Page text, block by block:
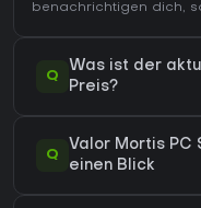
benachrichtigen dich,
Q
Was ist der
Preis?
Q
Valor Mortis
einen Blick